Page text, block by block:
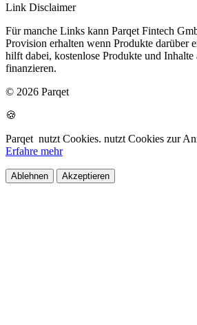
Link Disclaimer
Für manche Links kann Parqet Fintech
Provision erhalten wenn Produkte darüber
hilft dabei, kostenlose Produkte und Inhalte
finanzieren.
© 2026 Parqet
🍪
Parqet nutzt Cookies. nutzt Cookies zur
Erfahre mehr
Ablehnen Akzeptieren